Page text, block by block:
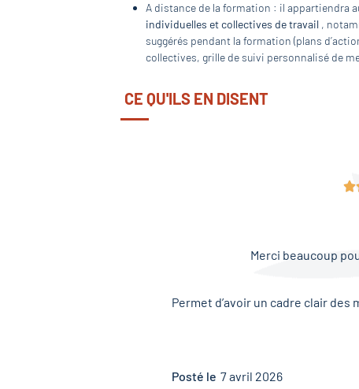
A distance de la formation : il appartiendra
individuelles et collectives de travail ,
suggérés pendant la formation (plans
collectives, grille de suivi personnalisé de
CE QU'ILS EN DISENT

Merci beaucoup
Permet d’avoir un cadre clair des
Posté le 7 avril 2026